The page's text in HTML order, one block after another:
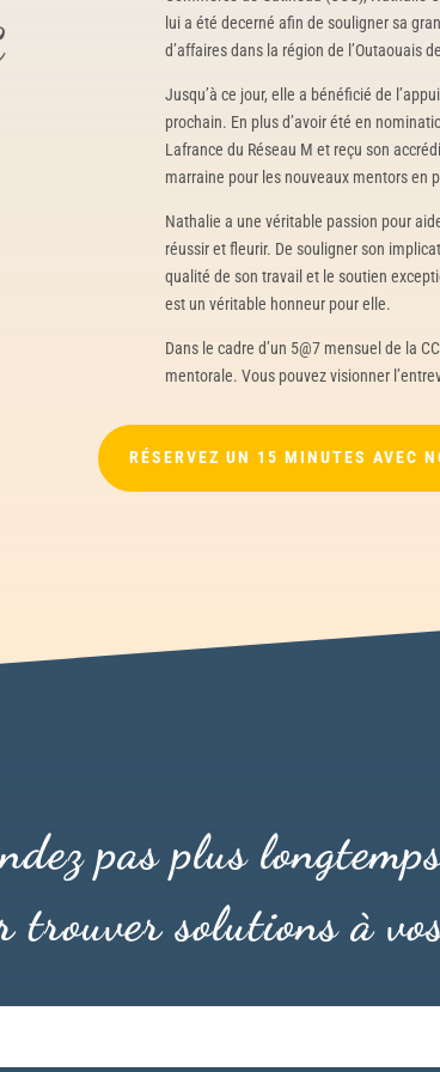
lui a été decerné afin de souligner sa
d’affaires dans la région de l’Outaouais
Jusqu’à ce jour, elle a bénéficié de
prochain. En plus d’avoir été en
Lafrance du Réseau M et reçu son
marraine pour les nouveaux mentors en
Nathalie a une véritable passion pour
réussir et fleurir. De souligner son
qualité de son travail et le soutien
est un véritable honneur pour elle.
Dans le cadre d’un 5@7 mensuel de la
mentorale. Vous pouvez visionner
RÉSERVEZ UN 15 MINUTES AVEC
pas plus
trouver solutions à